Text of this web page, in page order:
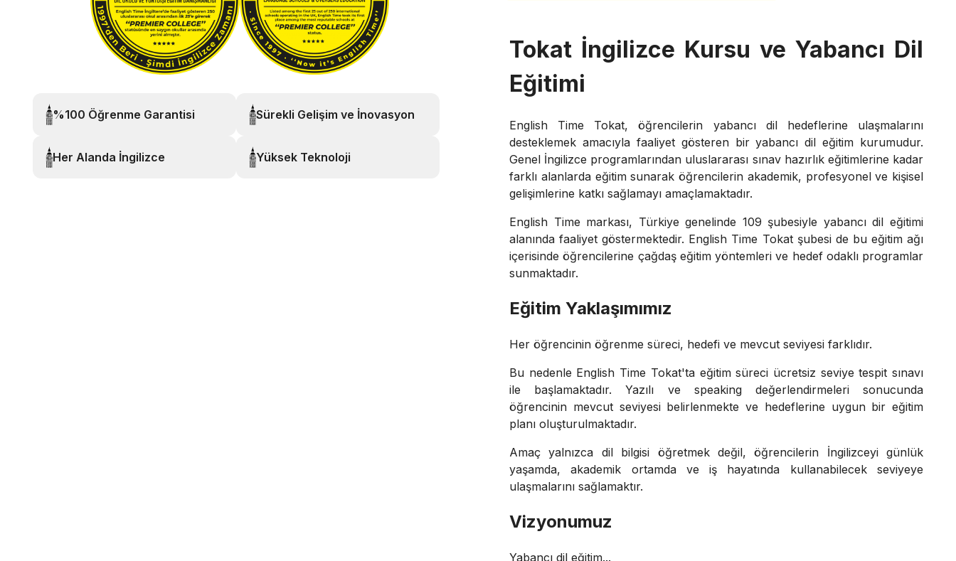
%100 Öğrenme Garantisi Sürekli Gelişim ve İnovasyon
Her Alanda İngilizce Yüksek Teknoloji
Tokat İngilizce Kursu ve Yabancı Dil
Eğitimi
English Time Tokat, öğrencilerin yabancı dil hedeflerine ulaşmalarını
desteklemek amacıyla faaliyet gösteren bir yabancı dil eğitim kurumudur.
Genel İngilizce programlarından uluslararası sınav hazırlık eğitimlerine kadar
farklı alanlarda eğitim sunarak öğrencilerin akademik, profesyonel ve kişisel
gelişimlerine katkı sağlamayı amaçlamaktadır.
English Time markası, Türkiye genelinde 109 şubesiyle yabancı dil eğitimi
alanında faaliyet göstermektedir. English Time Tokat şubesi de bu eğitim ağı
içerisinde öğrencilerine çağdaş eğitim yöntemleri ve hedef odaklı programlar
sunmaktadır.
Eğitim Yaklaşımımız
Her öğrencinin öğrenme süreci, hedefi ve mevcut seviyesi farklıdır.
Bu nedenle English Time Tokat'ta eğitim süreci ücretsiz seviye tespit sınavı
ile başlamaktadır. Yazılı ve speaking değerlendirmeleri sonucunda
öğrencinin mevcut seviyesi belirlenmekte ve hedeflerine uygun bir eğitim
planı oluşturulmaktadır.
Amaç yalnızca dil bilgisi öğretmek değil, öğrencilerin İngilizceyi günlük
yaşamda, akademik ortamda ve iş hayatında kullanabilecek seviyeye
ulaşmalarını sağlamaktır.
Vizyonumuz
Yabancı dil eğitim...